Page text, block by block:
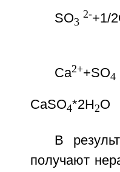
SO3
2-+1/
Ca2++SO4
CaSO4*2H2O
В
получают